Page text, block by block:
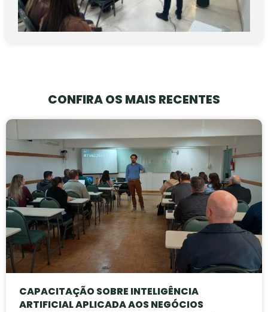
CONFIRA OS MAIS RECENTES
CAPACITAÇÃO SOBRE INTELIGÊNCIA
ARTIFICIAL APLICADA AOS NEGÓCIOS